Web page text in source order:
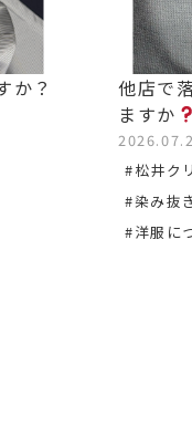
か？
他店で
ますか
#松井ク
#染み抜
#洋服に